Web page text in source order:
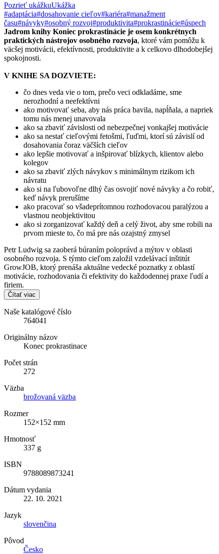
Pozrieť ukážkuUkážka
#adaptácia#dosahovanie cieľov#kariéra#manažment
času#návyky#osobný rozvoj#produktivita#prokrastinácie#úspech
Jadrom knihy Koniec prokrastinácie je osem konkrétnych
praktických nástrojov osobného rozvoja, ktoré vám pomôžu k
väcšej motivácii, efektívnosti, produktivite a k celkovo dlhodobejšej
spokojnosti.
V KNIHE SA DOZVIETE:
čo dnes veda vie o tom, prečo veci odkladáme, sme
nerozhodní a neefektívni
ako motivovať seba, aby nás práca bavila, napĺňala, a napriek
tomu nás menej unavovala
ako sa zbaviť závislosti od nebezpečnej vonkajšej motivácie
ako sa nestať cieľovými fetošmi, ľuďmi, ktorí sú závislí od
dosahovania čoraz väčších cieľov
ako lepšie motivovať a inšpirovať blízkych, klientov alebo
kolegov
ako sa zbaviť zlých návykov s minimálnym rizikom ich
návratu
ako si na ľubovoľne dlhý čas osvojiť nové návyky a čo robiť,
keď návyk prerušíme
ako pracovať so všadeprítomnou rozhodovacou paralýzou a
vlastnou neobjektivitou
ako si zorganizovať každý deň a celý život, aby sme robili na
prvom mieste to, čo má pre nás ozajstný zmysel
Petr Ludwig sa zaoberá búraním poloprávd a mýtov v oblasti
osobného rozvoja. S týmto cieľom založil vzdelávací inštitút
GrowJOB, ktorý prenáša aktuálne vedecké poznatky z oblastí
motivácie, rozhodovania či efektivity do každodennej praxe ľudí a
firiem.
Čítať viac
Naše katalógové číslo
764041
Originálny názov
Konec prokrastinace
Počet strán
272
Väzba
brožovaná väzba
Rozmer
152×152 mm
Hmotnosť
337 g
ISBN
9788089873241
Dátum vydania
22. 10. 2021
Jazyk
slovenčina
Pôvod
Česko